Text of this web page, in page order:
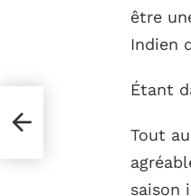
être
Indien
Étant
Tout
saison